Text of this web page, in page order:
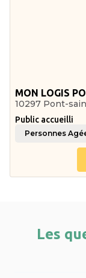
MON LOGIS
10297 Pont-
Public accueilli
Personnes
Les